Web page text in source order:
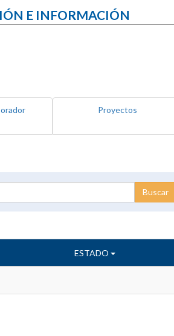
E INFORMACIÓN
Proyectos
ESTADO